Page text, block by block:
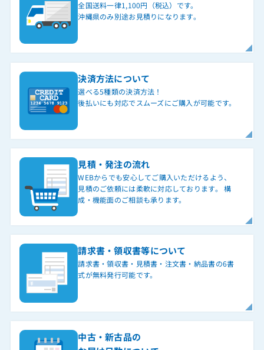
全国送料一律1,100円（税込）です。
沖縄県のみ別途お見積りになります。
決済方法について
選べる5種類の決済方法！
後払いにも対応でスムーズにご購入が可能です。
見積・発注の流れ
WEBからでも安心してご購入いただけるよう、
見積のご依頼には柔軟に対応しております。 構
成・機能面のご相談も承ります。
請求書・領収書等について
請求書・領収書・見積書・注文書・納品書の6書
式が無料発行可能です。
中古・新古品の